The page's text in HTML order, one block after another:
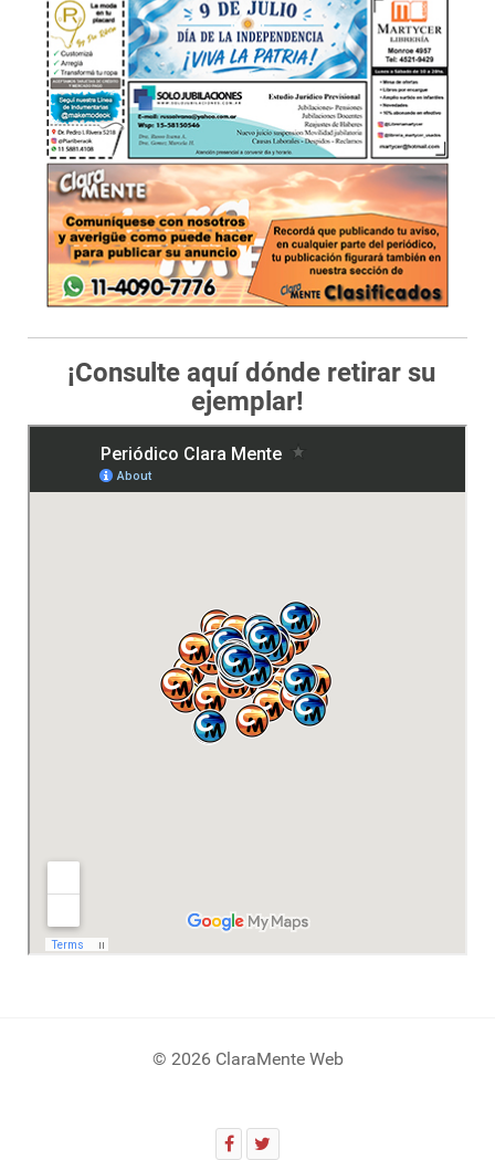
¡Consulte aquí dónde retirar su
ejemplar!
© 2026 ClaraMente Web